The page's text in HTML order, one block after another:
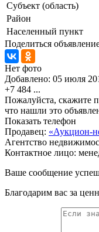
Субъект (область)
Район
Населенный пункт
Поделиться
Нет фото
Добавлено: 05 июля
+7 484 ...
Пожалуйста, скажите
что нашли это
Показать телефон
Продавец: «Аукцион-
Агентство
Контактное лицо:
Ваше сообщение
Благодарим вас за